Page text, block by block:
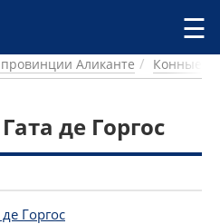
☰
Аликанте Конные
де Горгос
де Горгос